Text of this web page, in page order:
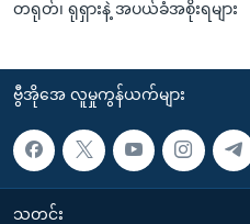
တရုတ်၊ ရုရှားနဲ့ အပယ်ခံအစိုးရများ
ဗွီအိုအေ လူမှုကွန်ယက်များ
သတင်း